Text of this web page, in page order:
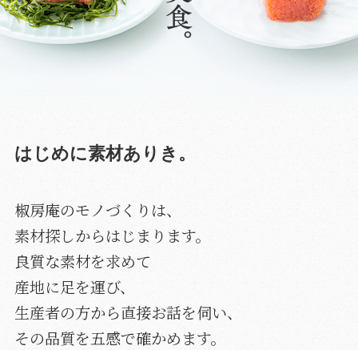
はじめに素材ありき。
椒房庵のモノづくりは、
素材探しからはじまります。
良質な素材を求めて
産地に足を運び、
生産者の方から直接お話を伺い、
その品質を五感で確かめます。